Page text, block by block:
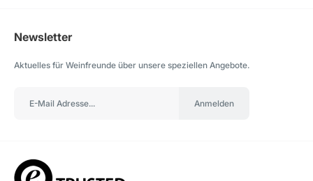
Newsletter
Aktuelles für Weinfreunde über unsere speziellen Angebote.
Anmelden